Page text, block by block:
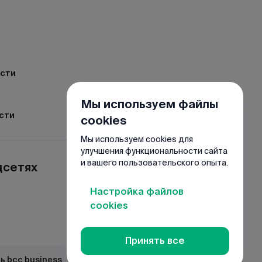
bcc business
Мы используем файлы
cookies
Мы используем cookies для
улучшения функциональности сайта
и вашего пользовательского опыта.
Настройка файлов
cookies
Принять все